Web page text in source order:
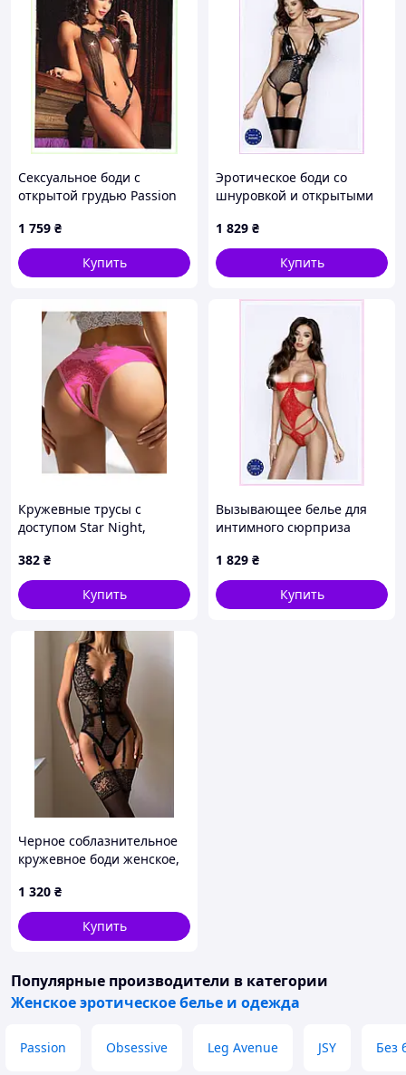
Сексуальное боди с
открытой грудью Passion
1 759 ₴
Купить
Эротическое боди со
шнуровкой и открытыми
1115C81TB8
1 829 ₴
Купить
Кружевные трусы с
доступом Star Night,
382 ₴
Купить
Вызывающее белье для
интимного сюрприза
1 829 ₴
Купить
Черное соблазнительное
кружевное боди женское,
эластичное
1 320 ₴
Купить
Популярные производители в категории
Женское эротическое белье и одежда
Passion Obsessive Leg Avenue JSY Без